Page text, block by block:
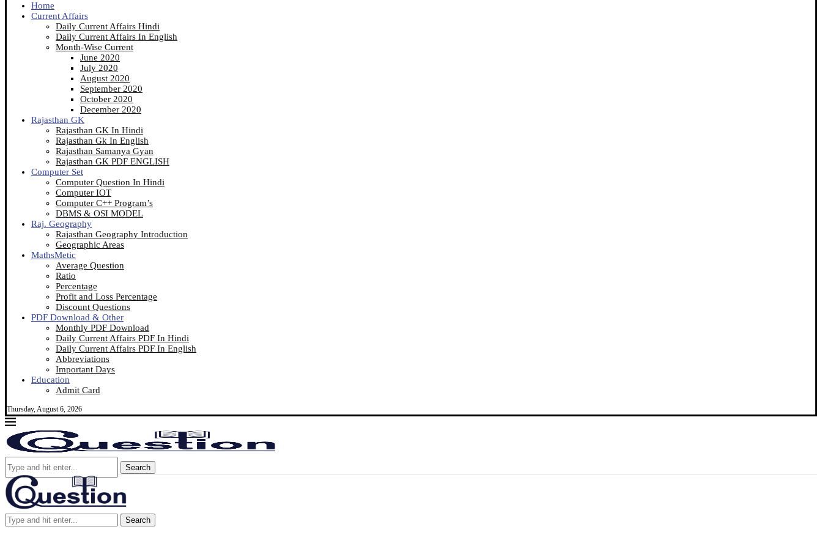
Home
Current Affairs
Daily Current Affairs Hindi
Daily Current Affairs In English
Month-Wise Current
June 2020
July 2020
August 2020
September 2020
October 2020
December 2020
Rajasthan GK
Rajasthan GK In Hindi
Rajasthan Gk In English
Rajasthan Samanya Gyan
Rajasthan GK PDF ENGLISH
Computer Set
Computer Question In Hindi
Computer IOT
Computer C++ Program’s
DBMS & OSI MODEL
Raj. Geography
Rajasthan Geography Introduction
Geographic Areas
MathsMetic
Average Question
Ratio
Percentage
Profit and Loss Percentage
Discount Questions
PDF Download & Other
Monthly PDF Download
Daily Current Affairs PDF In Hindi
Daily Current Affairs PDF In English
Abbreviations
Important Days
Education
Admit Card
Thursday, August 6, 2026
Search
Search